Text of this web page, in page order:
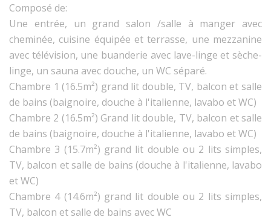
Composé de:
Une entrée, un grand salon /salle à manger avec
cheminée, cuisine équipée et terrasse, une mezzanine
avec télévision, une buanderie avec lave-linge et sèche-
linge, un sauna avec douche, un WC séparé.
Chambre 1 (16.5m²) grand lit double, TV, balcon et salle
de bains (baignoire, douche à l'italienne, lavabo et WC)
Chambre 2 (16.5m²) Grand lit double, TV, balcon et salle
de bains (baignoire, douche à l'italienne, lavabo et WC)
Chambre 3 (15.7m²) grand lit double ou 2 lits simples,
TV, balcon et salle de bains (douche à l'italienne, lavabo
et WC)
Chambre 4 (14.6m²) grand lit double ou 2 lits simples,
TV, balcon et salle de bains avec WC